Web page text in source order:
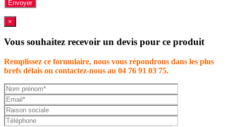
×
Vous souhaitez recevoir un devis pour ce produit
Remplissez ce formulaire, nous vous répondrons dans les plus
brefs délais ou contactez-nous au 04 76 91 03 75.